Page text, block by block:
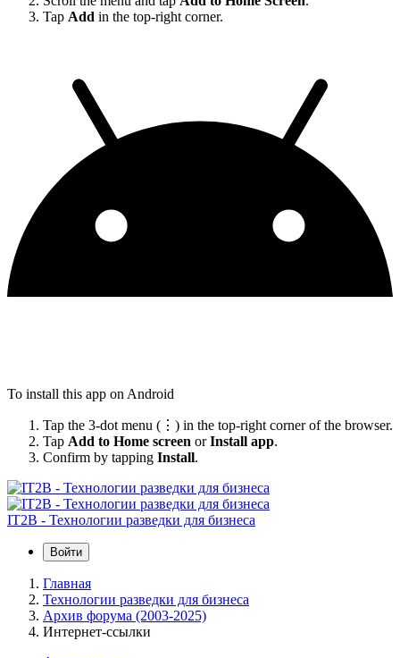
Tap Add in the top-right corner.
To install this app on Android
Tap the 3-dot menu (⋮) in the top-right corner of the browser.
Tap Add to Home screen orInstall app.
Confirm by tapping Install.
IT2B - Технологии разведки для бизнеса
Войти
Главная
Технологии разведки для бизнеса
Архив форума (2003-2025)
Интернет-ссылки